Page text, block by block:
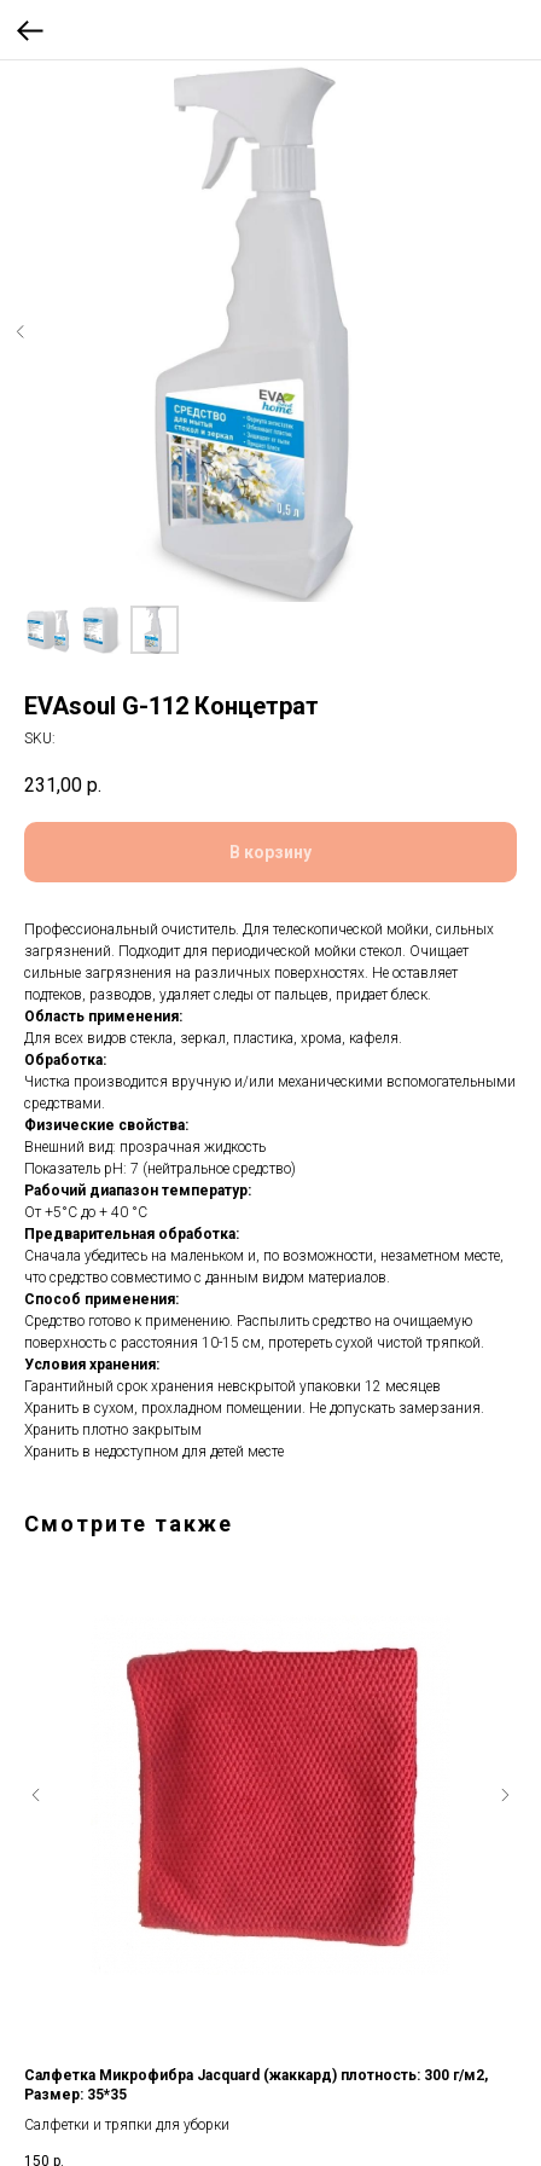
EVAsoul G-112 Концетрат
SKU:
231,00 р.
В корзину
Профессиональный очиститель. Для телескопической мойки, сильных
загрязнений. Подходит для периодической мойки стекол. Очищает
сильные загрязнения на различных поверхностях. Не оставляет
подтеков, разводов, удаляет следы от пальцев, придает блеск.
Область применения:
Для всех видов стекла, зеркал, пластика, хрома, кафеля.
Обработка:
Чистка производится вручную и/или механическими вспомогательными
средствами.
Физические свойства:
Внешний вид: прозрачная жидкость
Показатель рН: 7 (нейтральное средство)
Рабочий диапазон температур:
От +5°С до + 40 °С
Предварительная обработка:
Сначала убедитесь на маленьком и, по возможности, незаметном месте,
что средство совместимо с данным видом материалов.
Способ применения:
Средство готово к применению. Распылить средство на очищаемую
поверхность с расстояния 10-15 см, протереть сухой чистой тряпкой.
Условия хранения:
Гарантийный срок хранения невскрытой упаковки 12 месяцев
Хранить в сухом, прохладном помещении. Не допускать замерзания.
Хранить плотно закрытым
Хранить в недоступном для детей месте
Смотрите также
Салфетка Микрофибра Jacquard (жаккард) плотность: 300 г/м2,
Размер: 35*35
Салфетки и тряпки для уборки
150 р.